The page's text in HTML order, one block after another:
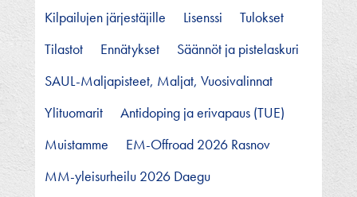
Kilpailujen järjestäjille
Lisenssi
Tulokset
Tilastot
Ennätykset
Säännöt ja pistelaskuri
SAUL-Maljapisteet, Maljat, Vuosivalinnat
Ylituomarit
Antidoping ja erivapaus (TUE)
Muistamme
EM-Offroad 2026 Rasnov
MM-yleisurheilu 2026 Daegu